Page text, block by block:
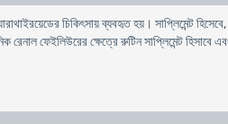
চিকিৎসায় ব্যবহৃত হয়। সাপ্লিমেন্ট
রেনাল ফেইলিউরের ক্ষেত্রে রুটিন সাপ্লিমেন্ট হিসাবে